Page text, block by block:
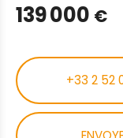
139 000 €
+33 2 52